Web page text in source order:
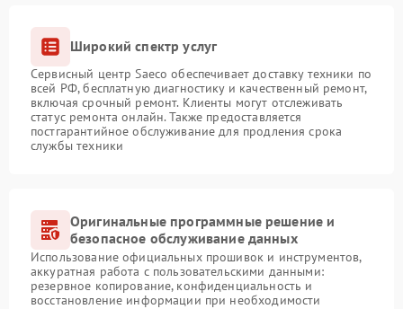
Широкий спектр услуг
Сервисный центр Saeco обеспечивает доставку техники по
всей РФ, бесплатную диагностику и качественный ремонт,
включая срочный ремонт. Клиенты могут отслеживать
статус ремонта онлайн. Также предоставляется
постгарантийное обслуживание для продления срока
службы техники
Оригинальные программные решение и
безопасное обслуживание данных
Использование официальных прошивок и инструментов,
аккуратная работа с пользовательскими данными:
резервное копирование, конфиденциальность и
восстановление информации при необходимости